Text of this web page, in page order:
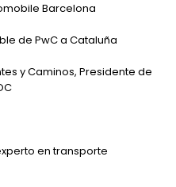
Barcelona
de PwC a Cataluña
y Caminos, Presidente de
en transporte